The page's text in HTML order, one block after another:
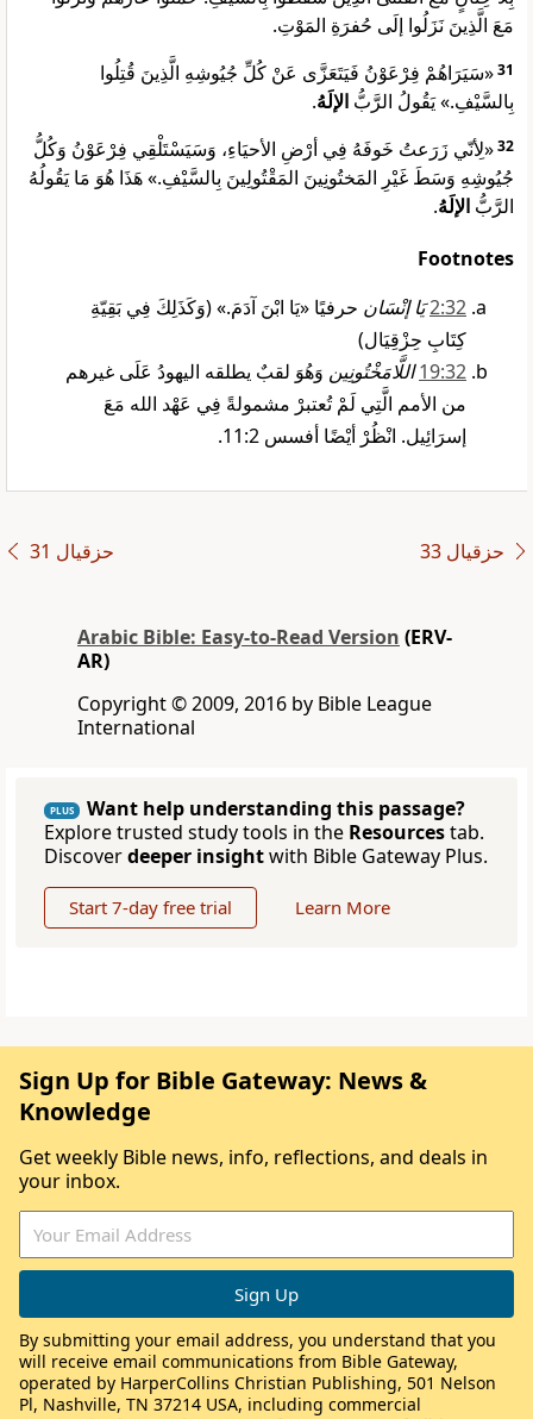
مَعَ الَّذِينَ نَزَلُوا إلَى حُفرَةِ المَوْتِ.
31«سَيَرَاهُمْ فِرْعَوْنُ فَيَتَعَزَّى عَنْ كُلِّ جُيُوشِهِ الَّذِينَ قُتِلُوا
بِالسَّيْفِ.» يَقُولُ الرَّبُّ الإلَهُ.
32«لِأنّي زَرَعتُ خَوفَهُ فِي أرْضِ الأحيَاءِ، وَسَيَسْتَلْقِي فِرْعَوْنُ وَكُلُّ
جُيُوشِهِ وَسَطَ غَيْرِ المَختُونِينَ المَقْتُولِينَ بِالسَّيْفِ.» هَذَا هُوَ مَا يَقُولُهُ
الرَّبُّ الإلَهُ.
Footnotes
32‏:2
يَا إنْسَان حرفيًا «يَا ابْنَ آدَمَ.» (وَكَذَلِكَ فِي بَقِيّةِ
كِتَابِ حِزْقِيَال)
32‏:19
اللَّامَخْتُونِين وَهُوَ لقبٌ يطلقه اليهودُ عَلَى غيرهم
من الأمم الَّتِي لَمْ تُعتبرْ مشمولةً فِي عَهْد الله مَعَ
إسرَائِيل. انْظُرْ أيْضًا أفسس 2‏:11.
ﺣﺰﻗﻴﺎﻝ 31 ﺣﺰﻗﻴﺎﻝ 33
Arabic Bible: Easy-to-Read Version (ERV-
AR)
Copyright © 2009, 2016 by Bible League
International
PLUS
Want help understanding this passage?
Explore trusted study tools in the Resourcestab.
Discoverdeeper insightwith Bible Gateway Plus.
Start 7-day free trial Learn More
Sign Up for Bible Gateway: News &
Knowledge
Get weekly Bible news, info, reflections, and deals in
your inbox.
By submitting your email address, you understand that you
will receive email communications from Bible Gateway,
operated by HarperCollins Christian Publishing, 501 Nelson
Pl, Nashville, TN 37214 USA, including commercial